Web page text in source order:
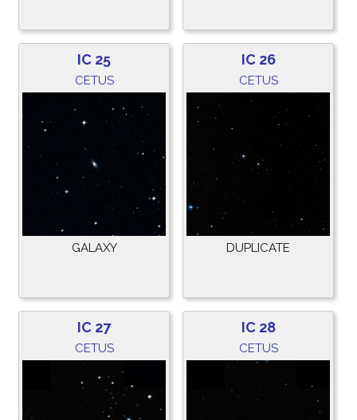
IC 25
CETUS
GALAXY
IC 26
CETUS
DUPLICATE
IC 27
CETUS
IC 28
CETUS